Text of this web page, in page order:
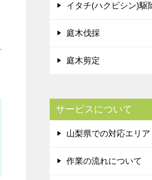
イタチ(ハクビシン)駆
庭木伐採
庭木剪定
サービスについて
山梨県での対応エリア
作業の流れについて